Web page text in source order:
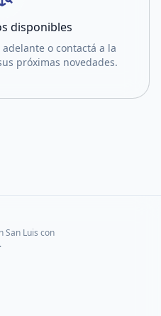
disponibles
o contactá a la
próximas novedades.
San Luis con